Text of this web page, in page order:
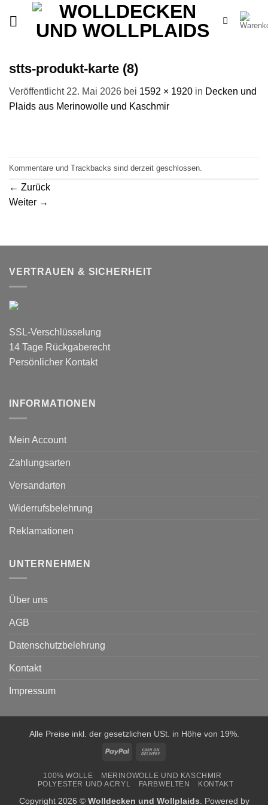
stts-produkt-karte (8)
Veröffentlicht 22. Mai 2026 bei 1592 × 1920 in Decken und
Plaids aus Merinowolle und Kaschmir
Kommentare und Trackbacks sind derzeit geschlossen.
← Zurück
Weiter →
VERTRAUEN & SICHERHEIT
SSL-Verschlüsselung
14 Tage Rückgaberecht
Persönlicher Kontakt
INFORMATIONEN
Mein Account
Zahlungsarten
Versandarten
Widerrufsbelehrung
Reklamationen
UNTERNEHMEN
Über uns
AGB
Datenschutzbelehrung
Kontakt
Impressum
Alle Preise inkl. der gesetzlichen USt. in Höhe von 19%.
PayPal
Delivery
100% WOLLE
MERINOWOLLE UND KASCHMIR
POLYESTER UND ACRYL
FARBWELTEN KONTAKT
Copyright 2026 © Wolldecken und Wollplaids. Powered by